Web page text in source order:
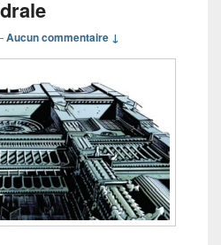
Aucun commentaire ↓